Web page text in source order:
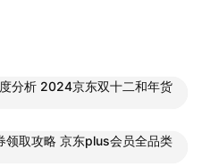
分析 2024京东双十二和年货
取攻略 京东plus会员全品类